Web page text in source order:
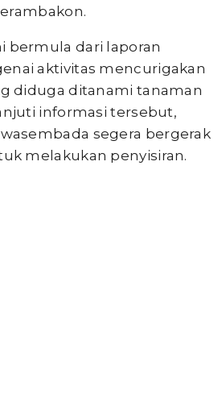
bermula dari laporan
aktivitas mencurigakan
diduga ditanami tanaman
informasi tersebut,
segera bergerak
melakukan penyisiran.